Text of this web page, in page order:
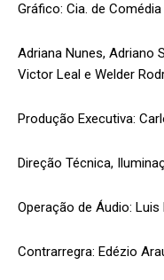
Gráfico: Cia. de
Adriana Nunes, Adriano
Victor Leal e Welder
Produção Executiva:
Direção Técnica,
Operação de Áudio: Luis
Contrarregra: Edézio